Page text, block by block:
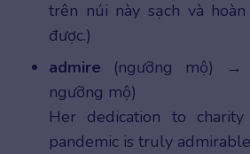
trên núi này sạch và
được.)
admire (ngưỡng mộ) →
ngưỡng mộ)
Her dedication to
pandemic is truly